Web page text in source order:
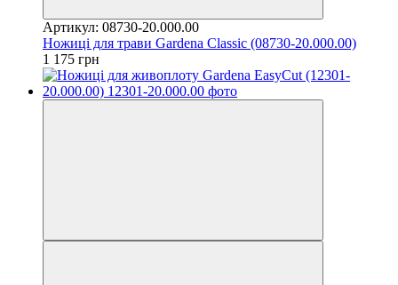
Артикул: 08730-20.000.00
Ножиці для трави Gardena Classic (08730-20.000.00)
1 175 грн